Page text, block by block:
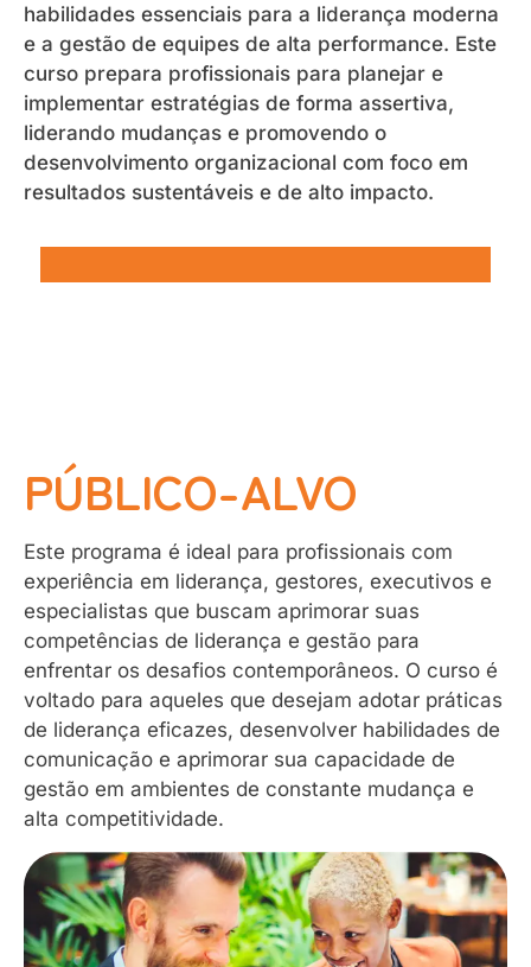
habilidades essenciais para a liderança moderna
e a gestão de equipes de alta performance. Este
curso prepara profissionais para planejar e
implementar estratégias de forma assertiva,
liderando mudanças e promovendo o
desenvolvimento organizacional com foco em
resultados sustentáveis e de alto impacto.
PÚBLICO-ALVO
Este programa é ideal para profissionais com
experiência em liderança, gestores, executivos e
especialistas que buscam aprimorar suas
competências de liderança e gestão para
enfrentar os desafios contemporâneos. O curso é
voltado para aqueles que desejam adotar práticas
de liderança eficazes, desenvolver habilidades de
comunicação e aprimorar sua capacidade de
gestão em ambientes de constante mudança e
alta competitividade.